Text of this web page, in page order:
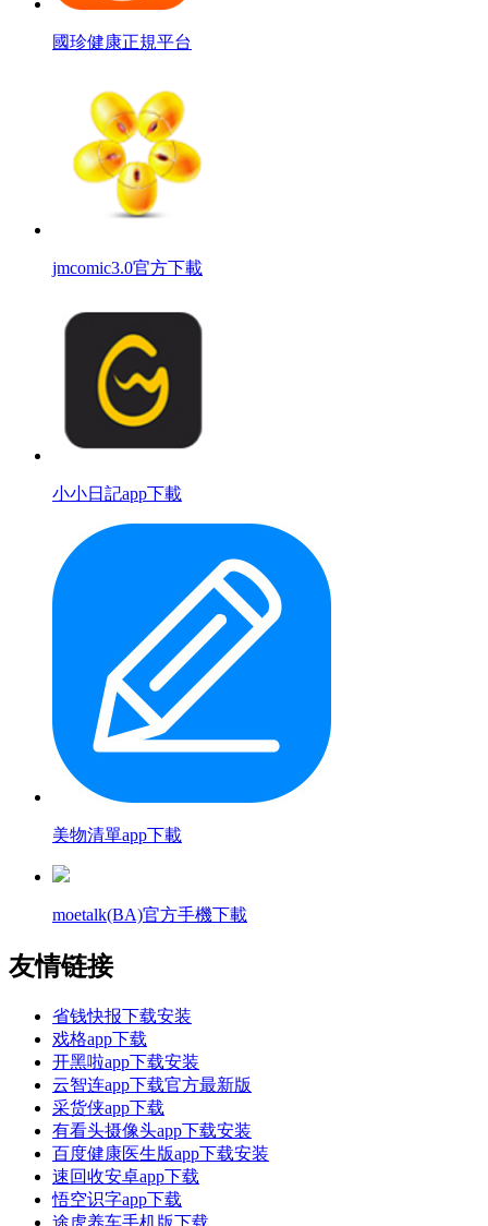
國珍健康正規平台
jmcomic3.0官方下載
小小日記app下載
美物清單app下載
moetalk(BA)官方手機下載
友情链接
省钱快报下载安装
戏格app下载
开黑啦app下载安装
云智连app下载官方最新版
采货侠app下载
有看头摄像头app下载安装
百度健康医生版app下载安装
速回收安卓app下载
悟空识字app下载
途虎养车手机版下载